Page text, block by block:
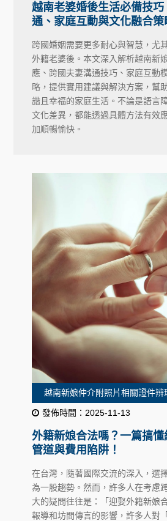
越南老婆婚後生活必備技
通、家庭互動與文化融合策
跨國婚姻需要更多耐心與智慧，尤
外籍老婆後。本文深入解析越南新
應、跨國夫妻溝通技巧、家庭互動
略，提供實用建議與解決方案，幫
諧且幸福的家庭生活。不論是語言
文化差異，都能透過具體方法有效
加順暢愉快。
越南新娘仲介附照片相關證件辨
發佈時間：2025-11-13
外籍新娘合法嗎？一篇搞
管道與費用陷阱！
在台灣，隨著國際交流的深入，選
為一股趨勢。然而，許多人在考慮
大的疑問往往是：「迎娶外籍新娘
報導和坊間傳言的影響，許多人對